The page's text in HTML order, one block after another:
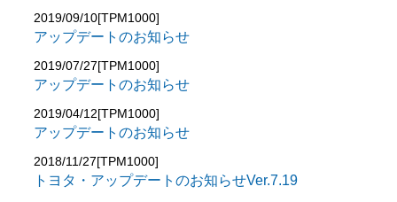
・左リヤ外側レーダ・センサ(IRS-HLA)
・右リヤ外側レーダ・センサ(IRS-HRA)
6）CLS クラス 218.359
・マルチファンクション・カメラ(MFK)
・バックアップ・カメラ(RFK)
7）E クラス 212.047
・ディストロニック(DTR)
・マルチファンクション・カメラ(MFK)
■ 2019-7-5 Ver.4.43
・小型車4P10 エンジンの通信ができないバグを修正し
パラメディック E26 06/2018
リーフ ZE1 07/2017
リーフ ZE1 11/2018
〇新規年式
AD/ADエキスパート VY12 01/2016
e-NV200 ME0 02/2018
NV200 バネット M20(VM20) 12/2015
NV200 バネット M20(VM20) 12/2016
1)車両追加
2018年 i-MiEV
2)自己診断追加
2019/09/10[TPM1000]
アップデートのお知らせ
2019/07/27[TPM1000]
アップデートのお知らせ
2019/04/12[TPM1000]
アップデートのお知らせ
2018/11/27[TPM1000]
トヨタ・アップデートのお知らせVer.7.19